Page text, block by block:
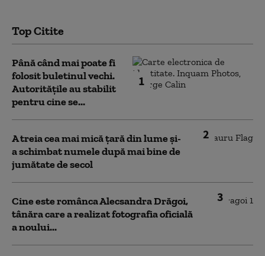
Top Citite
1
Până când mai poate fi
folosit buletinul vechi.
Autoritățile au stabilit
pentru cine se...
2
A treia cea mai mică țară din lume și-
a schimbat numele după mai bine de
jumătate de secol
3
Cine este românca Alecsandra Drăgoi,
tânăra care a realizat fotografia oficială
a noului...